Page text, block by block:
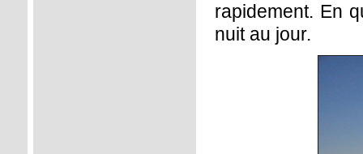
rapidement. En
nuit au jour.